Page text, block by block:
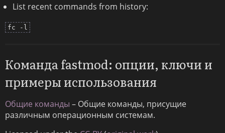
List recent commands from history:
fc -l
Команда fastmod: опции, ключи и
примеры использования
Общие команды – Общие команды, присущие
различным операционным системам.